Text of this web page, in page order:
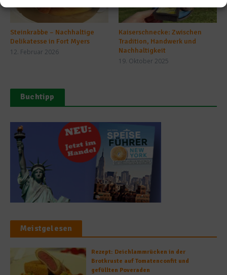
Steinkrabbe – Nachhaltige
Delikatesse in Fort Myers
12. Februar 2026
Kaiserschnecke: Zwischen
Tradition, Handwerk und
Nachhaltigkeit
19. Oktober 2025
Buchtipp
Meistgelesen
Rezept: Deichlammrücken in der
Brotkruste auf Tomatenconfit und
gefüllten Poveraden